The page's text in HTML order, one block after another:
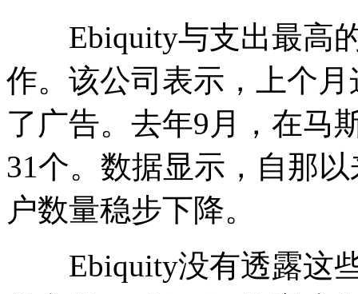
Ebiquity与支出最高的
作。该公司表示，上个
了广告。去年9月，在马
31个。数据显示，自那
户数量稳步下降。
Ebiquity没有透露这些